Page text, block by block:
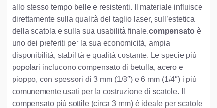
allo stesso tempo belle e resistenti. Il materiale influisce
direttamente sulla qualità del taglio laser, sull’estetica
della scatola e sulla sua usabilità finale.compensato è
uno dei preferiti per la sua economicità, ampia
disponibilità, stabilità e qualità costante. Le specie più
popolari includono compensato di betulla, acero e
pioppo, con spessori di 3 mm (1/8″) e 6 mm (1/4″) i più
comunemente usati per la costruzione di scatole. Il
compensato più sottile (circa 3 mm) è ideale per scatole